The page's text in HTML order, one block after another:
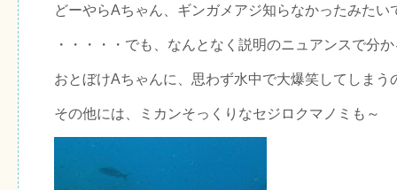
どーやらAちゃん、ギンガメアジ知らなかったみたい
・・・・・でも、なんとなく説明のニュアンスで分
おとぼけAちゃんに、思わず水中で大爆笑してしまう
その他には、ミカンそっくりなセジロクマノミも～